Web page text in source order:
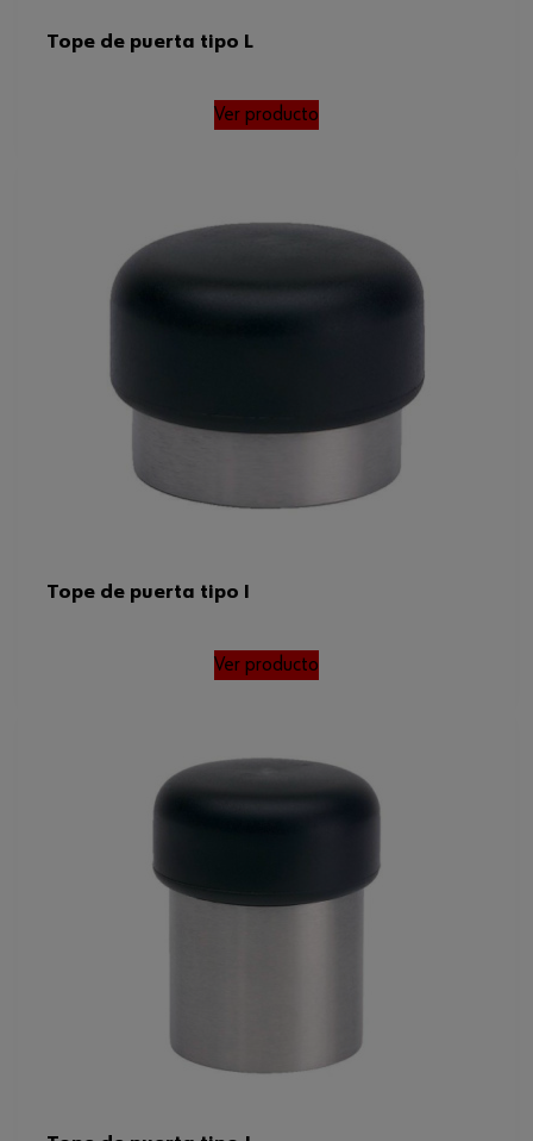
Tope de puerta tipo L
Ver producto
Tope de puerta tipo I
Ver producto